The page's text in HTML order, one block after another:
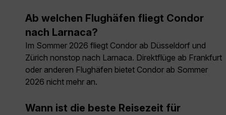
Ab welchen Flughäfen fliegt Condor
nach Larnaca?
Im Sommer 2026 fliegt Condor ab Düsseldorf und
Zürich nonstop nach Larnaca. Direktflüge ab Frankfurt
oder anderen Flughäfen bietet Condor ab Sommer
2026 nicht mehr an.
Wann ist die beste Reisezeit für